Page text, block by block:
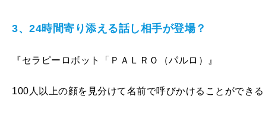
3、24時間寄り添える話し相手が登場？
『セラピーロボット「ＰＡＬＲＯ（パルロ）』
100人以上の顔を見分けて名前で呼びかけることができ